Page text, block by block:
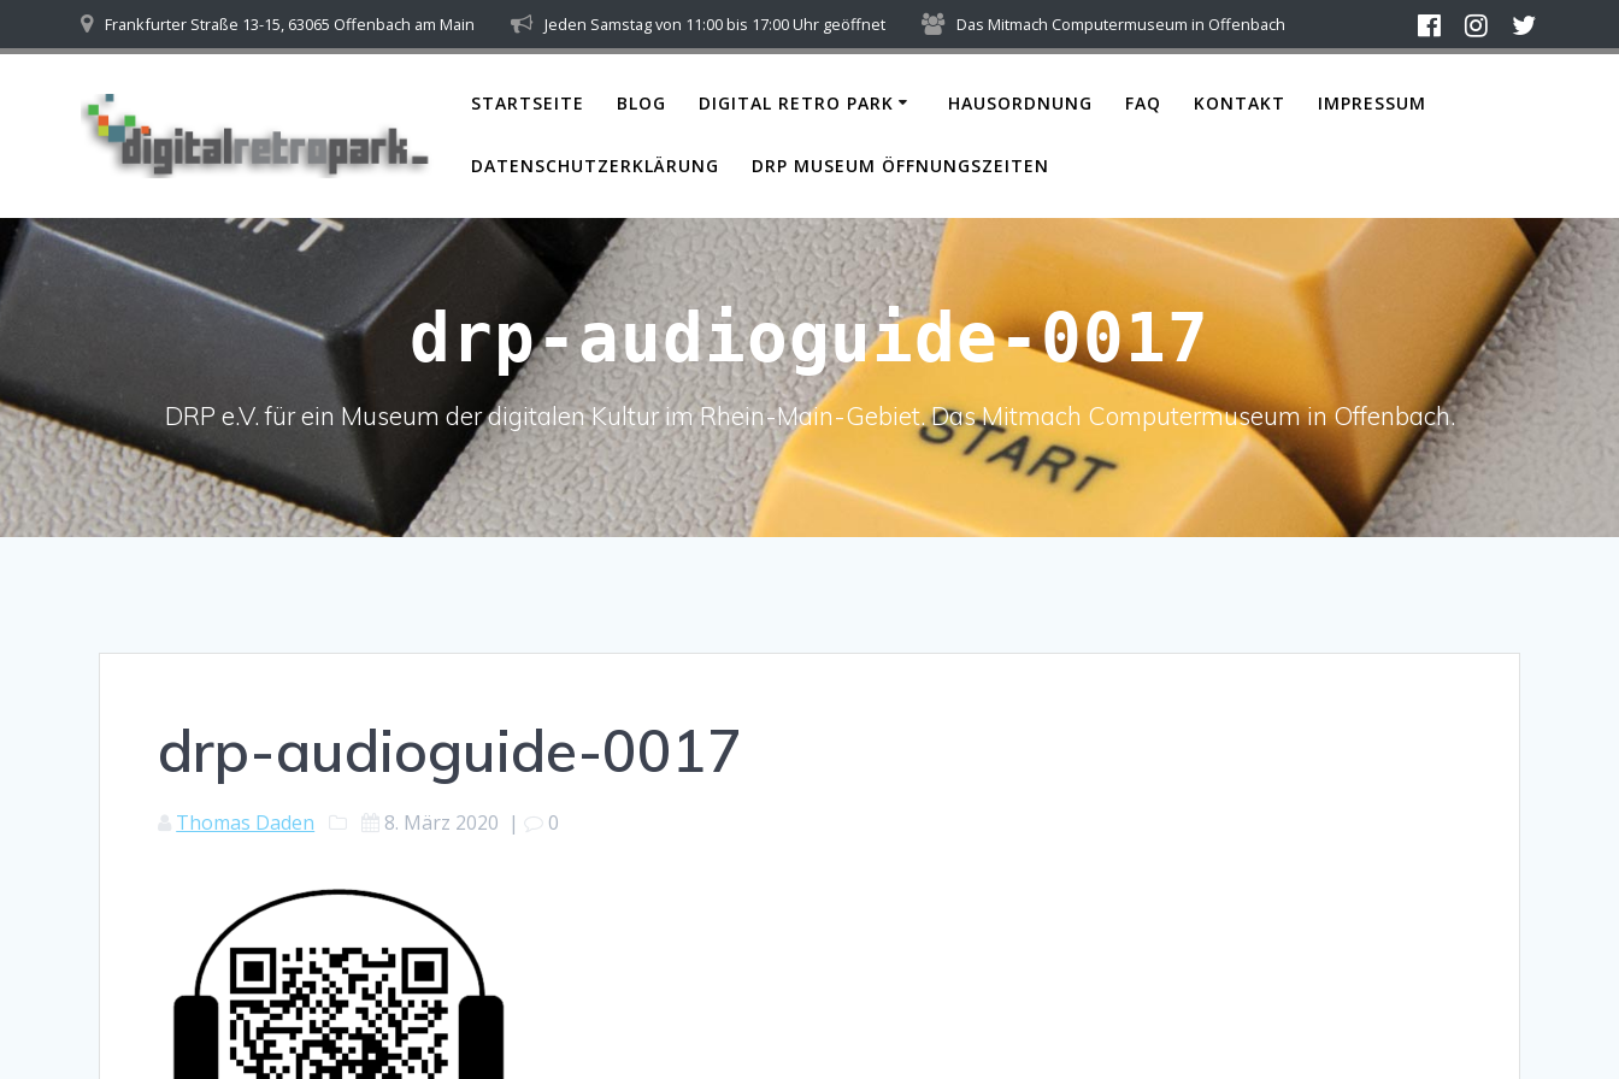
to
Frankfurter Straße 13-15, 63065 Offenbach am Main Jeden Samstag von 11:00 bis 17:00 Uhr geöffnet Das Mitmach Computermuseum in Offenbach
STARTSEITE BLOG DIGITAL RETRO PARK HAUSORDNUNG FAQ KONTAKT IMPRESSUM
DATENSCHUTZERKLÄRUNG DRP MUSEUM ÖFFNUNGSZEITEN
drp-audioguide-0017
DRP e.V. für ein Museum der digitalen Kultur im Rhein-Main-Gebiet. Das Mitmach Computermuseum in Offenbach.
drp-audioguide-0017
Thomas Daden 8. März 2020 | 0